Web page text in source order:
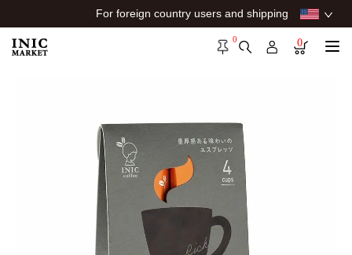
For foreign country users and shipping
0 0